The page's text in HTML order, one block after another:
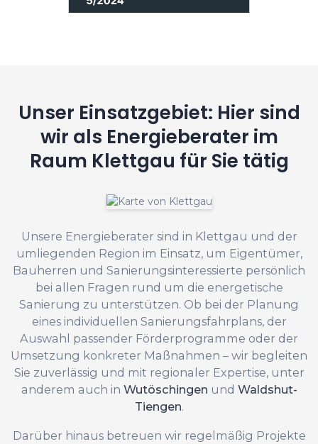
Unser Einsatzgebiet: Hier sind
wir als Energieberater im
Raum Klettgau für Sie tätig
Unsere Energieberater sind in Klettgau und der
umliegenden Region im Einsatz, um Eigentümer,
Bauherren und Sanierungsinteressierte persönlich
bei allen Fragen rund um die energetische
Sanierung zu unterstützen. Ob bei der Planung
eines individuellen Sanierungsfahrplans, der
Auswahl passender Förderprogramme oder der
Umsetzung konkreter Maßnahmen – wir begleiten
Sie zuverlässig und mit regionaler Expertise, unter
anderem auch in Wutöschingen und Waldshut-
Tiengen.
Darüber hinaus betreuen wir regelmäßig Projekte